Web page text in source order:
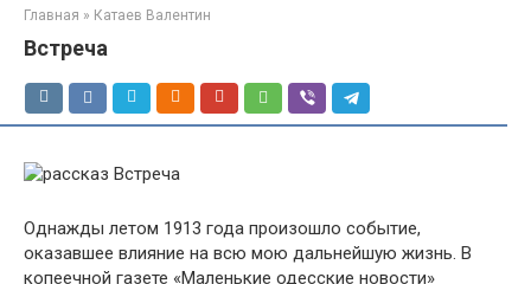
Главная » Катаев Валентин
Встреча
Однажды летом 1913 года произошло событие,
оказавшее влияние на всю мою дальнейшую жизнь. В
копеечной газете «Маленькие одесские новости»